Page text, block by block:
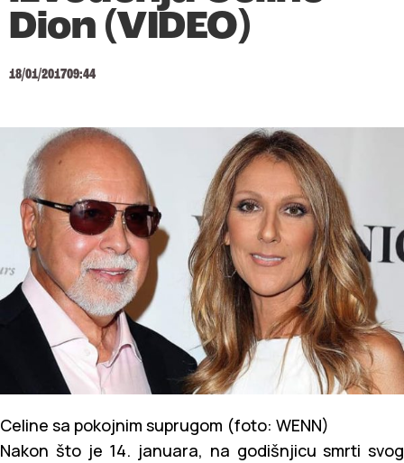
Dion (VIDEO)
18/01/201709:44
Celine sa pokojnim suprugom (foto: WENN)
Nakon što je 14. januara, na godišnjicu smrti svog